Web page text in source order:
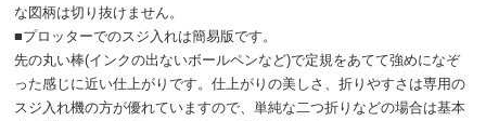
な図柄は切り抜けません。
■プロッターでのスジ入れは簡易版です。
先の丸い棒(インクの出ないボールペンなど)で定規をあてて強めになぞ
った感じに近い仕上がりです。仕上がりの美しさ、折りやすさは専用の
スジ入れ機の方が優れていますので、単純な二つ折りなどの場合は基本